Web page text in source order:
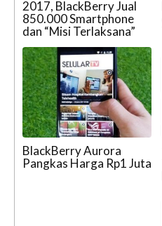
2017, BlackBerry Jual
850.000 Smartphone
dan “Misi Terlaksana”
BlackBerry Aurora
Pangkas Harga Rp1 Juta